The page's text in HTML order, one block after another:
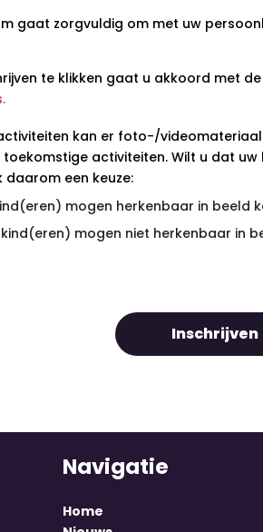
gaat zorgvuldig om met uw
te klikken gaat u akkoord met de
kan er foto-/
activiteiten. Wilt u dat
daarom een keuze:
mogen herkenbaar in beeld
kind(eren) mogen niet herkenbaar in
Inschrijven
Navigatie
Home